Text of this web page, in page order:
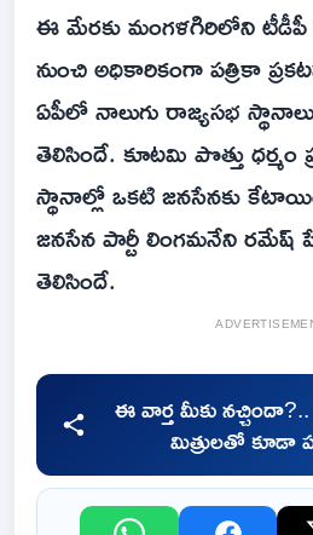
ఈ మేరకు మంగళగిరిలోని
నుంచి అధికారికంగా పత్రికా
ఏపీలో నాలుగు రాజ్యసభ
తెలిసిందే. కూటమి పొత్తు ధర్మం
స్థానాల్లో ఒకటి జనసేనకు
జనసేన పార్టీ లింగమనేని రమేష్
తెలిసిందే.
ఈ వార్త మీకు
మిత్రులతో కూడా